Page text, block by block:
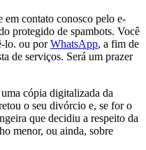
em contato conosco pelo e-
protegido de spambots. Você
lo. ou porWhatsApp, a fim de
de serviços. Será um prazer
cópia digitalizada da
o seu divórcio e, se for o
que decidiu a respeito da
menor, ou ainda, sobre